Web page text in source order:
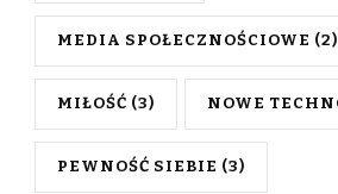
MEDIA SPOŁECZNOŚCIOWE (2)
MIŁOŚĆ (3) NOWE
PEWNOŚĆ SIEBIE (3)